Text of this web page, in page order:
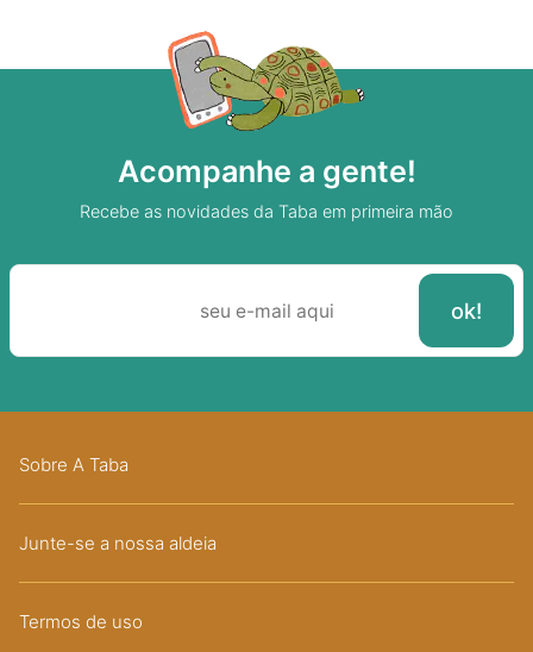
Acompanhe a gente!
Recebe as novidades da Taba em primeira mão
Sobre A Taba
Junte-se a nossa aldeia
Termos de uso